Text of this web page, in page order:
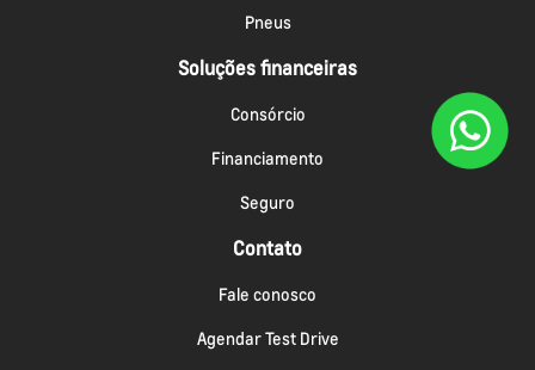
Pneus
Soluções financeiras
Consórcio
Financiamento
Seguro
Contato
Fale conosco
Agendar Test Drive